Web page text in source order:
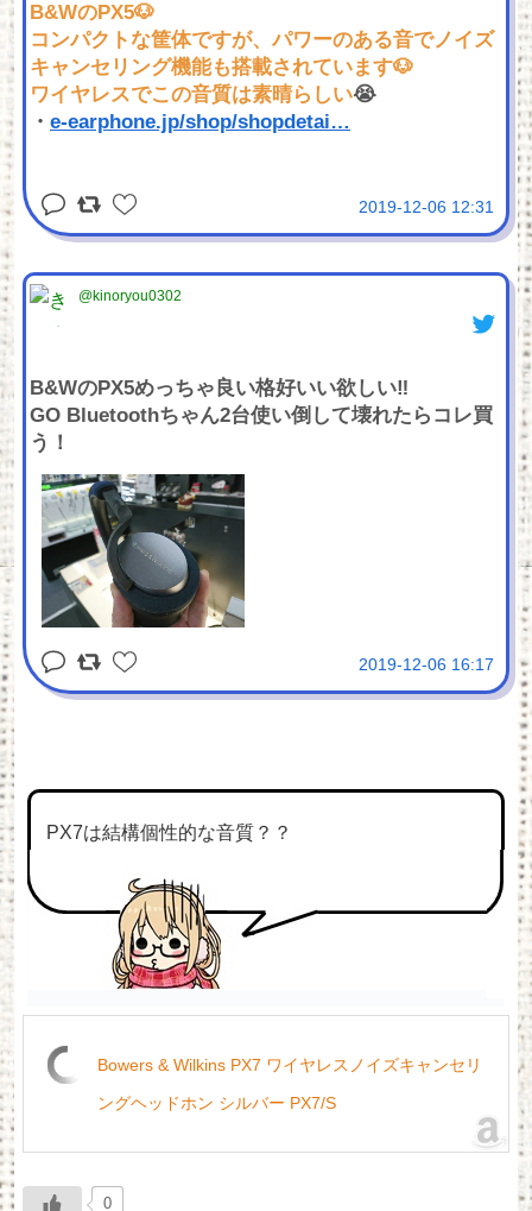
B&WのPX5🐶
コンパクトな筐体ですが、パワーのある音でノイズ
キャンセリング機能も搭載されています🐶
ワイヤレスでこの音質は素晴らしい😭
・ e-earphone.jp/shop/shopdetai…
2019-12-06 12:31
@kinoryou0302
B&WのPX5めっちゃ良い格好いい欲しい‼️
GO Bluetoothちゃん2台使い倒して壊れたらコレ買
う！
2019-12-06 16:17
PX7は結構個性的な音質？？
Bowers & Wilkins PX7 ワイヤレスノイズキャンセリ
ングヘッドホン シルバー PX7/S
0